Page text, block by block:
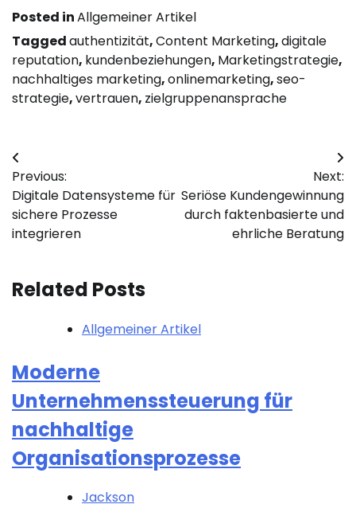
Posted inAllgemeiner Artikel
Taggedauthentizität,Content Marketing,digitale
reputation, kundenbeziehungen, Marketingstrategie,
nachhaltiges marketing,onlinemarketing,seo-
strategie,vertrauen, zielgruppenansprache
Post
navigation
Previous:
Digitale Datensysteme für
sichere Prozesse
integrieren
Next:
Seriöse Kundengewinnung
durch faktenbasierte und
ehrliche Beratung
Related Posts
Allgemeiner Artikel
Moderne
Unternehmenssteuerung für
nachhaltige
Organisationsprozesse
Jackson